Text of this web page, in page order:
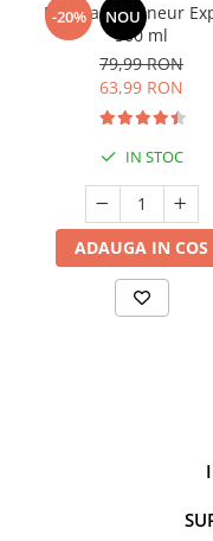
-20% NOU
Manhaē Draineur
500 ml
79,99 RON
63,99 RON
IN STOC
ADAUGA IN COS